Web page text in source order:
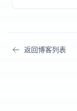
返回博客列表